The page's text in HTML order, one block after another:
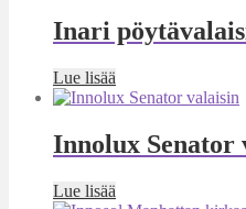
Inari
Lue lisää
Innolux Senator
Lue lisää